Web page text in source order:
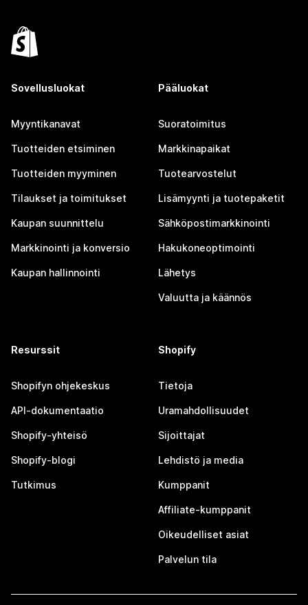
Sovellusluokat
Myyntikanavat
Tuotteiden etsiminen
Tuotteiden myyminen
Tilaukset ja toimitukset
Kaupan suunnittelu
Markkinointi ja konversio
Kaupan hallinnointi
Pääluokat
Suoratoimitus
Markkinapaikat
Tuotearvostelut
Lisämyynti ja tuotepaketit
Sähköpostimarkkinointi
Hakukoneoptimointi
Lähetys
Valuutta ja käännös
Resurssit
Shopifyn ohjekeskus
API-dokumentaatio
Shopify-yhteisö
Shopify-blogi
Tutkimus
Shopify
Tietoja
Uramahdollisuudet
Sijoittajat
Lehdistö ja media
Kumppanit
Affiliate-kumppanit
Oikeudelliset asiat
Palvelun tila